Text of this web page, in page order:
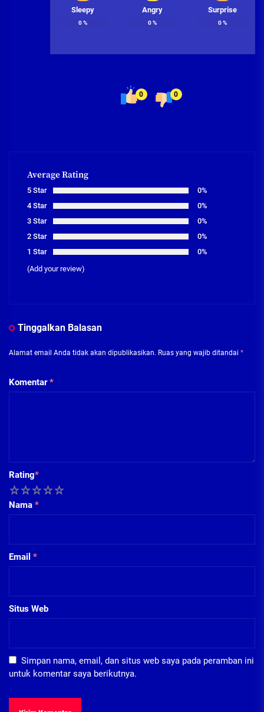
Sleepy
0%
Angry
0%
Surprise
0%
0 0
Average Rating
5 Star
0%
4 Star
0%
3 Star
0%
2 Star
0%
1 Star
0%
(Add your review)
Tinggalkan Balasan
Alamat email Anda tidak akan dipublikasikan. Ruas yang wajib ditandai *
Komentar*
Rating*
5
4
3
2
Nama *
Email *
Situs Web
Simpan nama, email, dan situs web saya pada peramban ini
untuk komentar saya berikutnya.